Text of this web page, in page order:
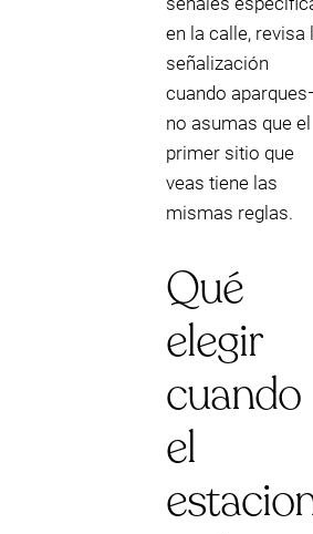
en la calle, revisa
señalización
cuando
no asumas que el
primer sitio que
veas tiene las
mismas reglas.
Qué
elegir
cuando
el